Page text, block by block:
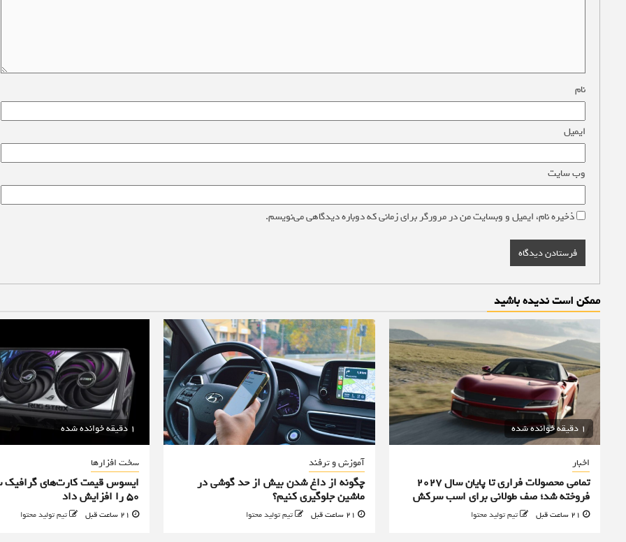
نام
ایمیل
وب‌ سایت
ذخیره نام، ایمیل و وبسایت من در مرورگر برای زمانی که دوباره دیدگاهی می‌نویسم.
ممکن است ندیده باشید
1 دقیقه خوانده شده
اخبار
تمامی محصولات فراری تا پایان سال ۲۰۲۷
فروخته شد؛ صف طولانی برای اسب سرکش
تیم تولید محتوا
آموزش و ترفند
چگونه از داغ شدن بیش از حد گوشی در
ماشین جلوگیری کنیم؟
تیم تولید محتوا
1 دقیقه خوانده شده
سخت افزارها
50 را افزایش داد
تیم تولید محتوا